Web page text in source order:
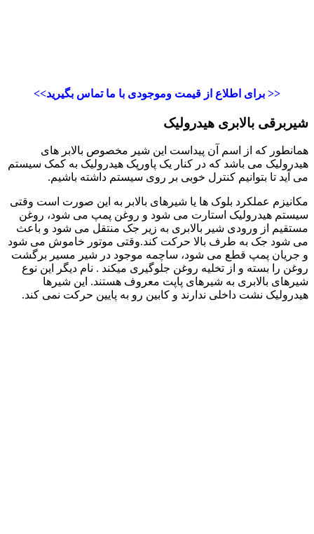
<< برای اطلاع از قیمت وموجودی با ما تماس بگیرید>>
شیربرقی بالابری هیدرولیک
همانطور که از اسم آن پیداست این شیر مخصوص بالابر های
هیدرولیک می باشد که در کنار یک پاورپک هیدرولیک به کمک سیستم
می آید تا بتوانیم کنترل خوبی بر روی سیستم داشته باشیم.
مکانیزم عملکرد بلوک ها یا شیرهای بالابر به این صورت است وقتی
سیستم هیدرولیک استارت می شود و روغن پمپ می شود، روغن
مستقیم از ورودی شیر بالابری به زیر جک منتقل می شود و باعث
می شود جک به طرف بالا حرکت کند.وقتی موتور خاموش می شود
و جریان پمپ قطع می شود، ساچمه موجود در شیر مسیر برگشت
روغن را بسته و از تخلیه روغن جلوگیری میکند . نام دیگر این نوع
شیرهای بالابری به شیرهای پاپت معروف هستند. این شیرها
هیدرولیک نشت داخلی ندارند و کابین رو به پایین حرکت نمی کند.